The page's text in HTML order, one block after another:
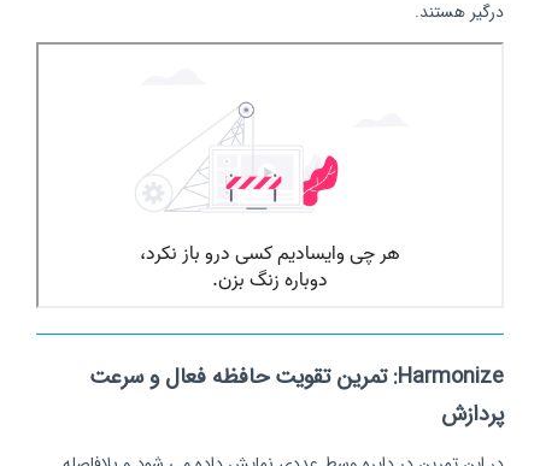
درگیر هستند.
Harmonize: تمرین تقویت حافظه فعال و سرعت
پردازش